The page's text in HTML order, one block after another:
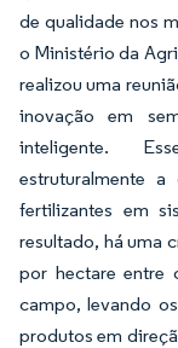
de qualidade nos
o Ministério da
realizou uma
inovação em
inteligente.
estruturalmente
fertilizantes em
resultado, há uma
por hectare entre
campo, levando
produtos em